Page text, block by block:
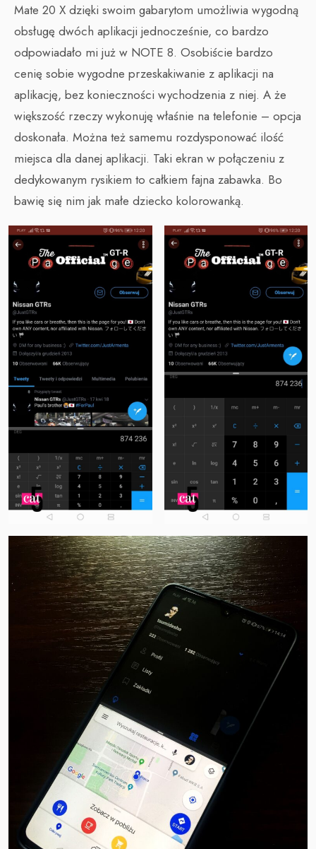
Mate 20 X dzięki swoim gabarytom umożliwia wygodną
obsługę dwóch aplikacji jednocześnie, co bardzo
odpowiadało mi już w NOTE 8. Osobiście bardzo
cenię sobie wygodne przeskakiwanie z aplikacji na
aplikację, bez konieczności wychodzenia z niej. A że
większość rzeczy wykonuję właśnie na telefonie – opcja
doskonała. Można też samemu rozdysponować ilość
miejsca dla danej aplikacji. Taki ekran w połączeniu z
dedykowanym rysikiem to całkiem fajna zabawka. Bo
bawię się nim jak małe dziecko kolorowanką.